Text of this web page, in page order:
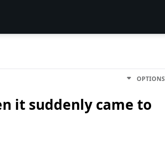
OPTIONS
it suddenly came to